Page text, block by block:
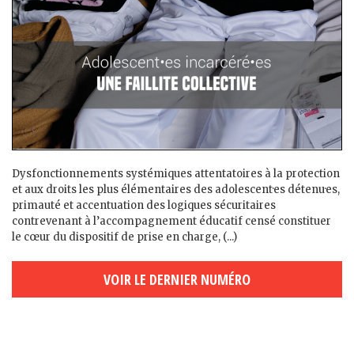
Dysfonctionnements systémiques attentatoires à la protection
et aux droits les plus élémentaires des adolescent·es détenu·es,
primauté et accentuation des logiques sécuritaires
contrevenant à l’accompagnement éducatif censé constituer
le cœur du dispositif de prise en charge, (...)
VOIR LE DERNIER NUMÉRO